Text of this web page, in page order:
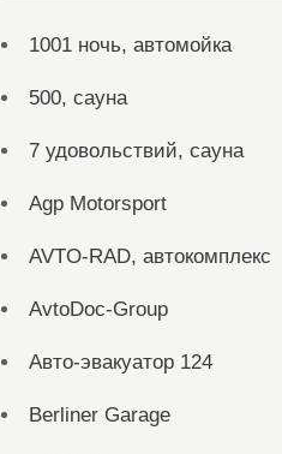
1001 ночь, автомойка
500, сауна
7 удовольствий, сауна
Agp Motorsport
AVTO-RAD, автокомплекс
AvtoDoc-Group
Aвто-эвакуатор 124
Berliner Garage